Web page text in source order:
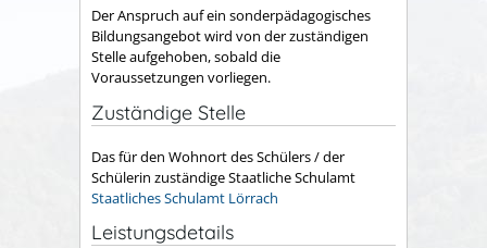
Der Anspruch auf ein sonderpädagogisches
Bildungsangebot wird von der zuständigen
Stelle aufgehoben, sobald die
Voraussetzungen vorliegen.
Zuständige Stelle
Das für den Wohnort des Schülers / der
Schülerin zuständige Staatliche Schulamt
Staatliches Schulamt Lörrach
Leistungsdetails